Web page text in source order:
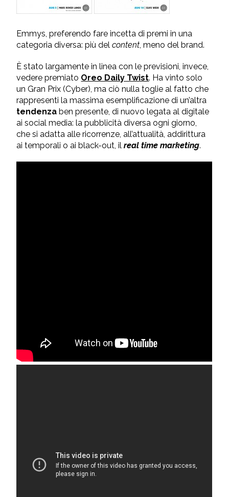
Emmys, preferendo fare incetta di premi in una
categoria diversa: più delcontent, meno del brand.
È stato largamente in linea con le previsioni, invece,
vedere premiato Oreo Daily Twist. Ha vinto solo
un Gran Prix (Cyber), ma ciò nulla toglie al fatto che
rappresenti la massima esemplificazione di un’altra
tendenza ben presente, di nuovo legata al digitale
ai social media: la pubblicità diversa ogni giorno,
che si adatta alle ricorrenze, all’attualità, addirittura
ai temporali o ai black-out, ilreal time marketing.